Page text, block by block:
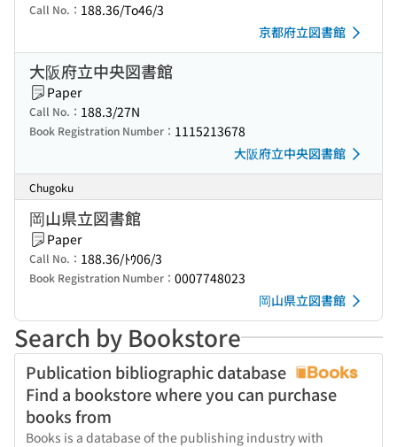
Call No.： 188.36/To46/3
京都府立図書館
大阪府立中央図書館
Paper
Call No.： 188.3/27N
Book Registration Number： 1115213678
大阪府立中央図書館
Chugoku
岡山県立図書館
Paper
Call No.： 188.36/ﾄｳ06/3
Book Registration Number： 0007748023
岡山県立図書館
Search by Bookstore
Publication bibliographic database
Find a bookstore where you can purchase
books from
Books is a database of the publishing industry with